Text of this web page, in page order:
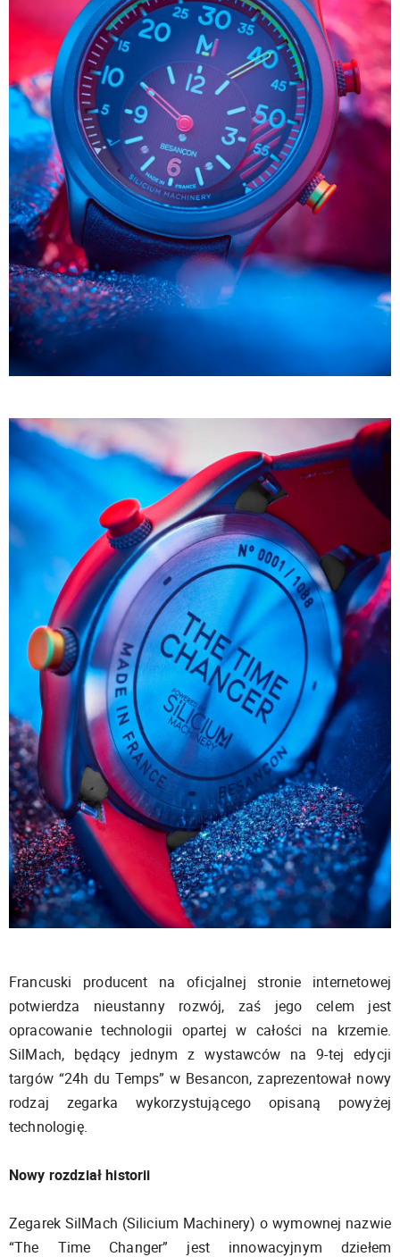
Francuski producent na oficjalnej stronie internetowej
potwierdza nieustanny rozwój, zaś jego celem jest
opracowanie technologii opartej w całości na krzemie.
SilMach, będący jednym z wystawców na 9-tej edycji
targów “24h du Temps” w Besancon, zaprezentował nowy
rodzaj zegarka wykorzystującego opisaną powyżej
technologię.
Nowy rozdział historii
Zegarek SilMach (Silicium Machinery) o wymownej nazwie
“The Time Changer” jest innowacyjnym dziełem